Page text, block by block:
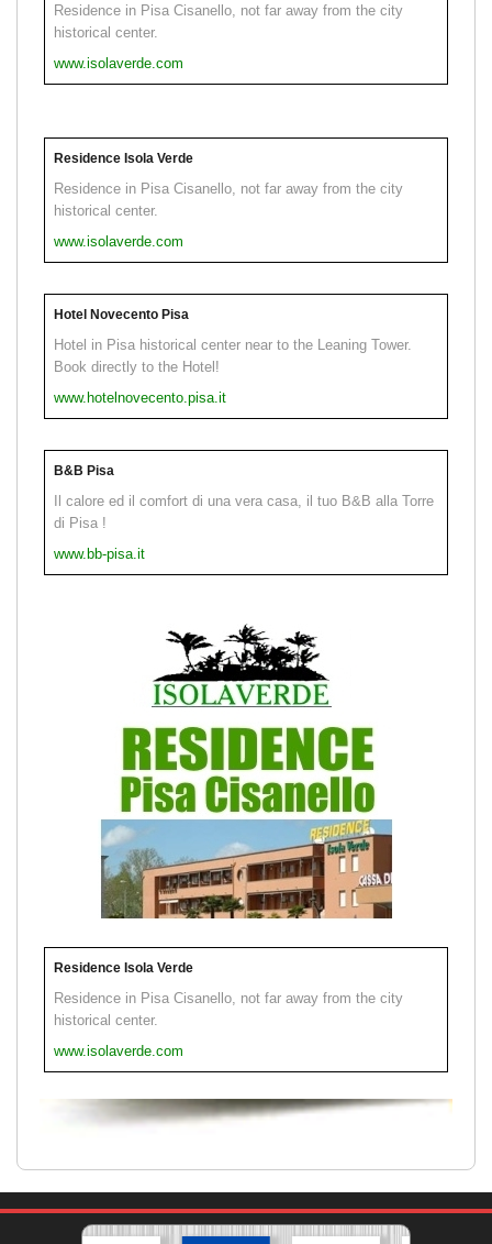
Residence in Pisa Cisanello, not far away from the city
historical center.
www.isolaverde.com
Residence Isola Verde
Residence in Pisa Cisanello, not far away from the city
historical center.
www.isolaverde.com
Hotel Novecento Pisa
Hotel in Pisa historical center near to the Leaning Tower.
Book directly to the Hotel!
www.hotelnovecento.pisa.it
B&B Pisa
Il calore ed il comfort di una vera casa, il tuo B&B alla Torre
di Pisa !
www.bb-pisa.it
Residence Isola Verde
Residence in Pisa Cisanello, not far away from the city
historical center.
www.isolaverde.com